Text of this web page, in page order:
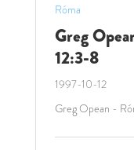
Róma
Greg
12:3-8
1997-10-12
Greg Opean -